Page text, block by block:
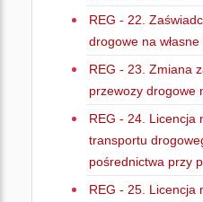
REG - 22.
drogowe na własne
REG - 23. Zmiana
przewozy drogowe
REG - 24. Licencja
transportu
pośrednictwa przy
REG - 25. Licencja